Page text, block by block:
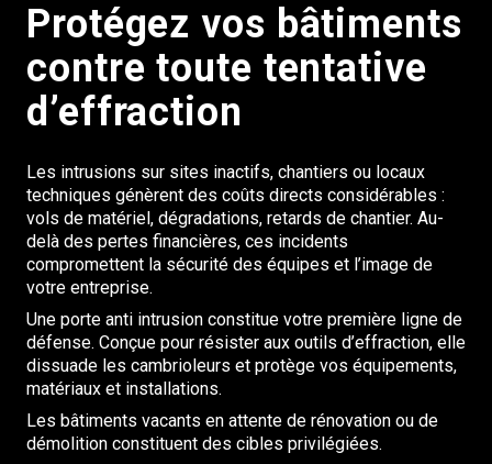
Protégez vos bâtiments
contre toute tentative
d’effraction
Les intrusions sur sites inactifs, chantiers ou locaux
techniques génèrent des coûts directs considérables :
vols de matériel, dégradations, retards de chantier. Au-
delà des pertes financières, ces incidents
compromettent la sécurité des équipes et l’image de
votre entreprise.
Une porte anti intrusion constitue votre première ligne de
défense. Conçue pour résister aux outils d’effraction, elle
dissuade les cambrioleurs et protège vos équipements,
matériaux et installations.
Les bâtiments vacants en attente de rénovation ou de
démolition constituent des cibles privilégiées.